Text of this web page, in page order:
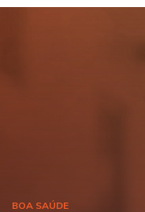
BOA SAÚDE